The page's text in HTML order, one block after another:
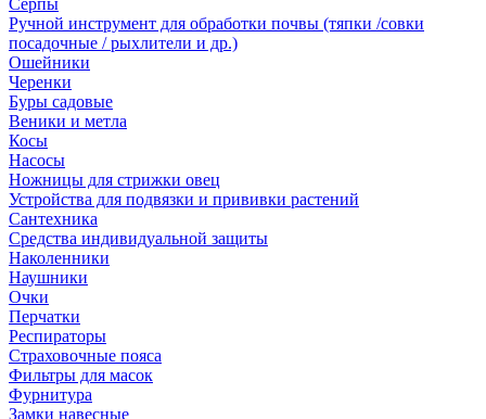
Серпы
Ручной инструмент для обработки почвы (тяпки /совки
посадочные / рыхлители и др.)
Ошейники
Черенки
Буры садовые
Веники и метла
Косы
Насосы
Ножницы для стрижки овец
Устройства для подвязки и прививки растений
Сантехника
Средства индивидуальной защиты
Наколенники
Наушники
Очки
Перчатки
Респираторы
Страховочные пояса
Фильтры для масок
Фурнитура
Замки навесные